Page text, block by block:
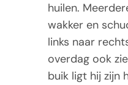
huilen.
wakker en
links naar
overdag ook
buik ligt hij zijn